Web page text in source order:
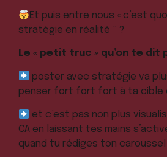
Et puis entre nous « c’est
stratégie en réalité ” ?
Le « petit truc » qu’on te dit
poster avec stratégie va
penser fort fort fort à ta cible
et c’est pas non plus
CA en laissant tes mains
quand tu rédiges ton caroussel